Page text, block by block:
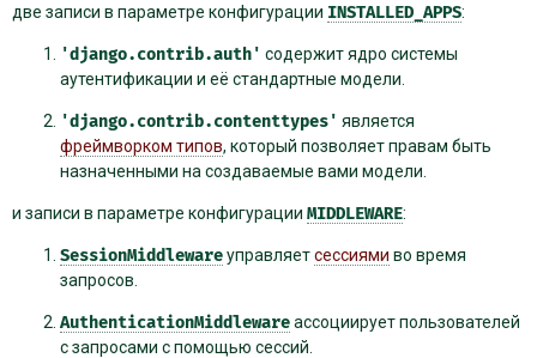
две записи в параметре конфигурации INSTALLED_APPS:
'django.contrib.auth' содержит ядро системы
аутентификации и её стандартные модели.
'django.contrib.contenttypes' является
фреймворком типов, который позволяет правам быть
назначенными на создаваемые вами модели.
и записи в параметре конфигурации MIDDLEWARE:
SessionMiddlewareуправляетсессиями во время
запросов.
AuthenticationMiddlewareассоциирует пользователей
с запросами с помощью сессий.